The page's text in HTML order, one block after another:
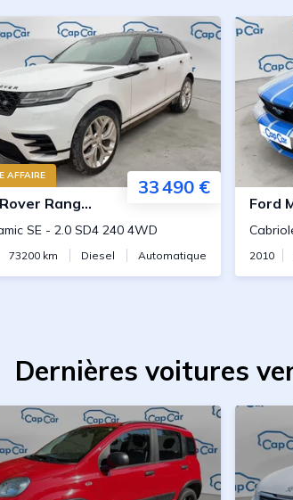
AFFAIRE
33 490 €
Range Rover Velar
SE - 2.0 SD4 240 4WD
73200 km Diesel Automatique
Ford
2010
Dernières voitures